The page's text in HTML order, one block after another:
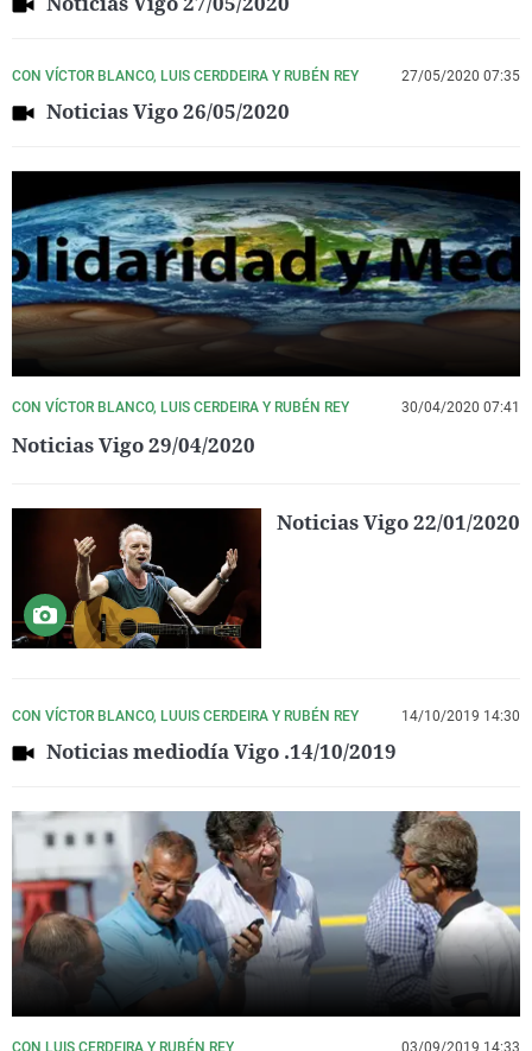
CON VÍCTOR BLANCO, LUIS CERDDEIRA Y RUBÉN REY 27/05/2020 07:35
Noticias Vigo 26/05/2020
CON VÍCTOR BLANCO, LUIS CERDEIRA Y RUBÉN REY 30/04/2020 07:41
Noticias Vigo 29/04/2020
Noticias Vigo 22/01/2020
CON VÍCTOR BLANCO, LUUIS CERDEIRA Y RUBÉN REY 14/10/2019 14:30
Noticias mediodía Vigo .14/10/2019
CON LUIS CERDEIRA Y RUBÉN REY 03/09/2019 14:33